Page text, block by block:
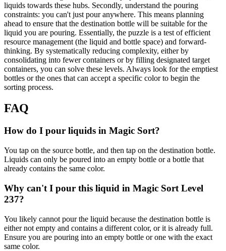
liquids towards these hubs. Secondly, understand the pouring
constraints: you can't just pour anywhere. This means planning
ahead to ensure that the destination bottle will be suitable for the
liquid you are pouring. Essentially, the puzzle is a test of efficient
resource management (the liquid and bottle space) and forward-
thinking. By systematically reducing complexity, either by
consolidating into fewer containers or by filling designated target
containers, you can solve these levels. Always look for the emptiest
bottles or the ones that can accept a specific color to begin the
sorting process.
FAQ
How do I pour liquids in Magic Sort?
You tap on the source bottle, and then tap on the destination bottle.
Liquids can only be poured into an empty bottle or a bottle that
already contains the same color.
Why can't I pour this liquid in Magic Sort Level
237?
You likely cannot pour the liquid because the destination bottle is
either not empty and contains a different color, or it is already full.
Ensure you are pouring into an empty bottle or one with the exact
same color.